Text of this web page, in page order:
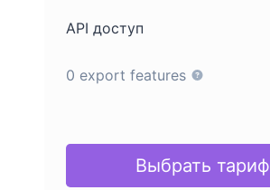
API доступ
0 export features
Выбрать тариф